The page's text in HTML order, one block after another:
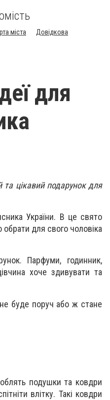
міста Довідкова
для
цікавий подарунок для
України. В це свято
для свого чоловіка
Парфуми, годинник,
хоче здивувати та
буде поруч або ж стане
подушки та ковдри
влітку. Такі ковдри